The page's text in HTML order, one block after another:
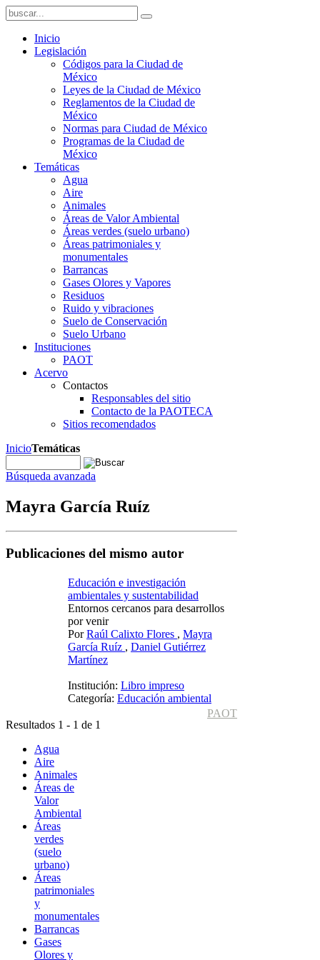
Inicio
Legislación
Códigos para la Ciudad de
México
Leyes de la Ciudad de México
Reglamentos de la Ciudad de
México
Normas para Ciudad de México
Programas de la Ciudad de
México
Temáticas
Agua
Aire
Animales
Áreas de Valor Ambiental
Áreas verdes (suelo urbano)
Áreas patrimoniales y
monumentales
Barrancas
Gases Olores y Vapores
Residuos
Ruido y vibraciones
Suelo de Conservación
Suelo Urbano
Instituciones
PAOT
Acervo
Contactos
Responsables del sitio
Contacto de la PAOTECA
Sitios recomendados
InicioTemáticas
Búsqueda avanzada
Mayra García Ruíz
Publicaciones del mismo autor
Educación e investigación
ambientales y sustentabilidad
Entornos cercanos para desarrollos
por venir
PorRaúl Calixto Flores , Mayra
García Ruíz , Daniel Gutiérrez
Martínez
Institución: Libro impreso
Categoría: Educación ambiental
PAOT
Resultados 1 - 1 de 1
Agua
Aire
Animales
Áreas de
Valor
Ambiental
Áreas
verdes
(suelo
urbano)
Áreas
patrimoniales
y
monumentales
Barrancas
Gases
Olores y